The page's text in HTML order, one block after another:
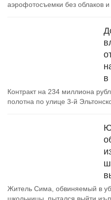
аэрофотосъемки без облаков и
в
Контракт на 234 миллиона
полотна по улице 3-й
Житель Сима, обвиняемый в